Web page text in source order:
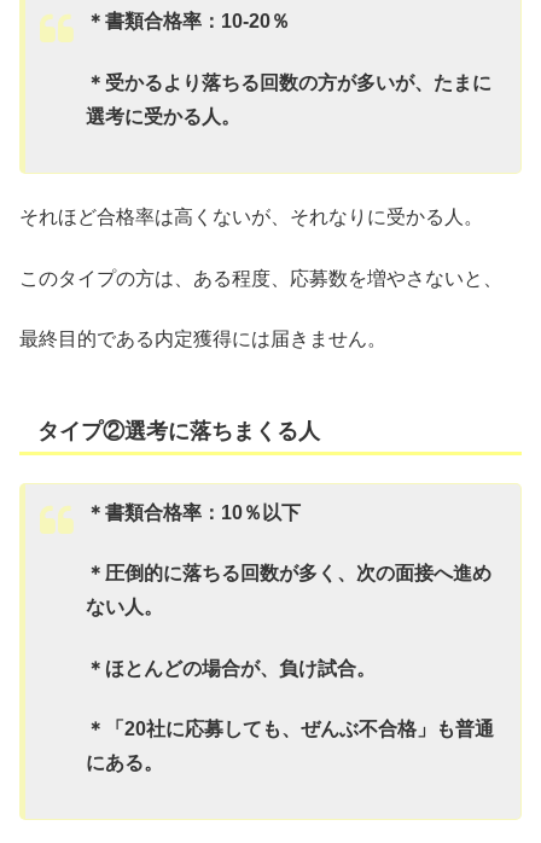
＊ 書類合格率：10-20％
＊受かるより落ちる回数の方が多いが、たまに
選考に受かる人。
それほど合格率は高くないが、それなりに受かる人。
このタイプの方は、ある程度、応募数を増やさないと、
最終目的である内定獲得には届きません。
タイプ②選考に落ちまくる人
＊ 書類合格率：10％以下
＊圧倒的に落ちる回数が多く、次の面接へ進め
ない人。
＊ほとんどの場合が、負け試合。
＊「20社に応募しても、ぜんぶ不合格」も普通
にある。